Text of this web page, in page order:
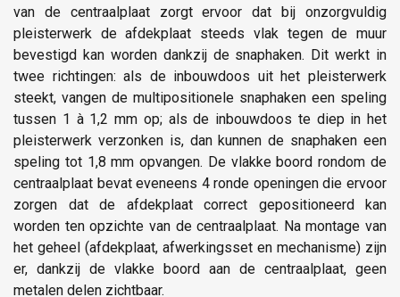
van de centraalplaat zorgt ervoor dat bij onzorgvuldig
pleisterwerk de afdekplaat steeds vlak tegen de muur
bevestigd kan worden dankzij de snaphaken. Dit werkt in
twee richtingen: als de inbouwdoos uit het pleisterwerk
steekt, vangen de multipositionele snaphaken een speling
tussen 1 à 1,2 mm op; als de inbouwdoos te diep in het
pleisterwerk verzonken is, dan kunnen de snaphaken een
speling tot 1,8 mm opvangen. De vlakke boord rondom de
centraalplaat bevat eveneens 4 ronde openingen die ervoor
zorgen dat de afdekplaat correct gepositioneerd kan
worden ten opzichte van de centraalplaat. Na montage van
het geheel (afdekplaat, afwerkingsset en mechanisme) zijn
er, dankzij de vlakke boord aan de centraalplaat, geen
metalen delen zichtbaar.